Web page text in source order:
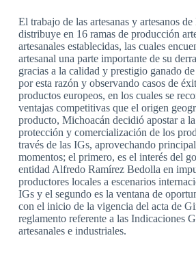
El trabajo de las artesanas y artesanos
distribuye en 16 ramas de producción
artesanales establecidas, las cuales
artesanal una parte importante de su
gracias a la calidad y prestigio ganado
por esta razón y observando casos de
productos europeos, en los cuales se
ventajas competitivas que el origen
producto, Michoacán decidió apostar a
protección y comercialización de los
través de las IGs, aprovechando
momentos; el primero, es el interés del
entidad Alfredo Ramírez Bedolla en
productores locales a escenarios
IGs y el segundo es la ventana de
con el inicio de la vigencia del acta de
reglamento referente a las Indicaciones
artesanales e industriales.